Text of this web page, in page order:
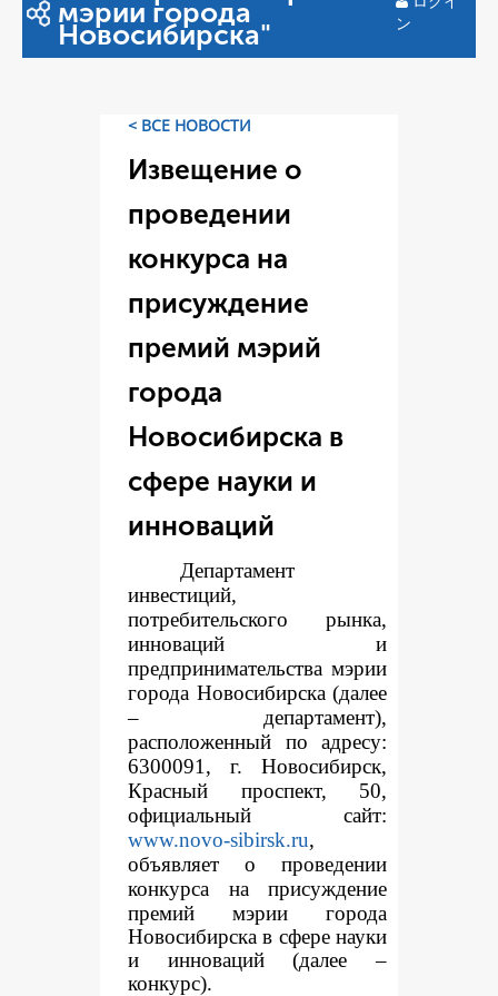
мэрии города
Новосибирска"
ン
< ВСЕ НОВОСТИ
Извещение о
проведении
конкурса на
присуждение
премий мэрий
города
Новосибирска в
сфере науки и
инноваций
Департамент
инвестиций,
потребительского рынка,
инноваций и
предпринимательства мэрии
города Новосибирска (далее
– департамент),
расположенный по адресу:
6300091, г. Новосибирск,
Красный проспект, 50,
официальный сайт:
www.novo-sibirsk.ru,
объявляет о проведении
конкурса на присуждение
премий мэрии города
Новосибирска в сфере науки
и инноваций (далее –
конкурс).